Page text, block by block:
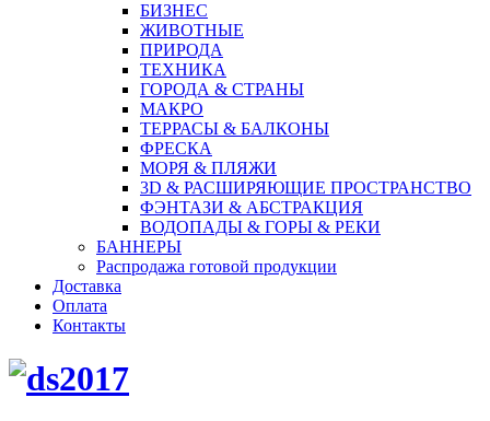
БИЗНЕС
ЖИВОТНЫЕ
ПРИРОДА
ТЕХНИКА
ГОРОДА & СТРАНЫ
МАКРО
ТЕРРАСЫ & БАЛКОНЫ
ФРЕСКА
МОРЯ & ПЛЯЖИ
3D & РАСШИРЯЮЩИЕ ПРОСТРАНСТВО
ФЭНТАЗИ & АБСТРАКЦИЯ
ВОДОПАДЫ & ГОРЫ & РЕКИ
БАННЕРЫ
Распродажа готовой продукции
Доставка
Оплата
Контакты